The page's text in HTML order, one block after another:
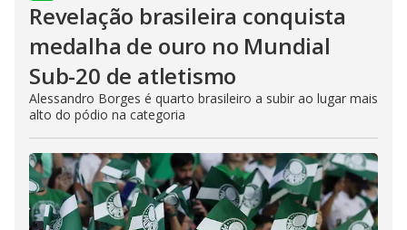
Revelação brasileira conquista
medalha de ouro no Mundial
Sub-20 de atletismo
Alessandro Borges é quarto brasileiro a subir ao lugar mais
alto do pódio na categoria